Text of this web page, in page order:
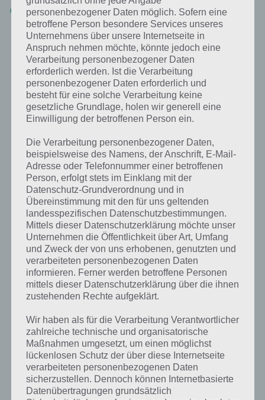
Zur Übersicht:4 Bilder 1 Wort Lösungen zu Chile im September
2019!
Kurze Begriffserklärung zur Lösung
Transport
Transport ist die Lösung für das tägliche Bonus Rätsel am 21.9.2019
in 4 Bilder 1 Wort, doch welche Bedeutung hat dieses eigentlich und
personenbezogener Daten möglich. Sofern eine
betroffene Person besondere Services unseres
Unternehmens über unsere Internetseite in
Anspruch nehmen möchte, könnte jedoch eine
Verarbeitung personenbezogener Daten
erforderlich werden. Ist die Verarbeitung
personenbezogener Daten erforderlich und
besteht für eine solche Verarbeitung keine
gesetzliche Grundlage, holen wir generell eine
Einwilligung der betroffenen Person ein.
Die Verarbeitung personenbezogener Daten,
beispielsweise des Namens, der Anschrift, E-Mail-
Adresse oder Telefonnummer einer betroffenen
Person, erfolgt stets im Einklang mit der
Datenschutz-Grundverordnung und in
Übereinstimmung mit den für uns geltenden
landesspezifischen Datenschutzbestimmungen.
Mittels dieser Datenschutzerklärung möchte unser
Unternehmen die Öffentlichkeit über Art, Umfang
und Zweck der von uns erhobenen, genutzten und
verarbeiteten personenbezogenen Daten
informieren. Ferner werden betroffene Personen
mittels dieser Datenschutzerklärung über die ihnen
zustehenden Rechte aufgeklärt.
Wir haben als für die Verarbeitung Verantwortlicher
zahlreiche technische und organisatorische
Maßnahmen umgesetzt, um einen möglichst
lückenlosen Schutz der über diese Internetseite
verarbeiteten personenbezogenen Daten
sicherzustellen. Dennoch können Internetbasierte
Datenübertragungen grundsätzlich